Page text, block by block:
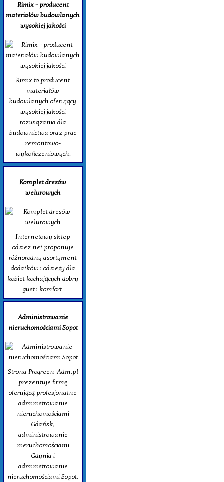
Rimix - producent
materiałów budowlanych
wysokiej jakości
Rimix to producent
materiałów
budowlanych oferujący
wysokiej jakości
rozwiązania dla
budownictwa oraz prac
remontowo-
wykończeniowych.
Komplet dresów
welurowych
Internetowy sklep
odziez.net proponuje
różnorodny asortyment
dodatków i odzieży dla
kobiet kochających dobry
gust i komfort.
Administrowanie
nieruchomościami Sopot
Strona Progreen-Adm.pl
prezentuje firmę
oferującą profesjonalne
administrowanie
nieruchomościami
Gdańsk,
administrowanie
nieruchomościami
Gdynia i
administrowanie
nieruchomościami Sopot.